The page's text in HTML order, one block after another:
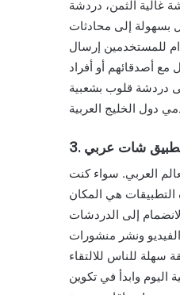
غالية الثمن، دردشة
بسهولة إلى محادثات
للمستخدمين إرسال
أصدقائهم أو أفراد
دردشة قلوب بشعبية
تطبيق شات عربي
العربي. سواء كنت
هي المكان
إلى الدردشات
ونشر منشورات
سهلة للناس للالتقاء
اليوم وابدأ في تكوين